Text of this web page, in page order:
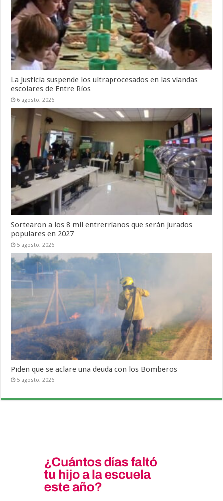
La Justicia suspende los ultraprocesados en las viandas
escolares de Entre Ríos
6 agosto, 2026
Sortearon a los 8 mil entrerrianos que serán jurados
populares en 2027
5 agosto, 2026
Piden que se aclare una deuda con los Bomberos
5 agosto, 2026